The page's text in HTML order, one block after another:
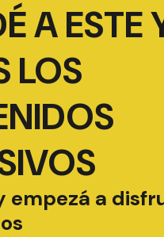
A ESTE
LOS
empezá a